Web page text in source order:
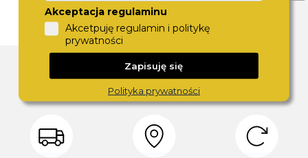
DLACZEGO SWISS?
Akceptacja regulaminu
Akcetpuję regulamin i politykę
prywatności
Zapisuję się
Polityka prywatności